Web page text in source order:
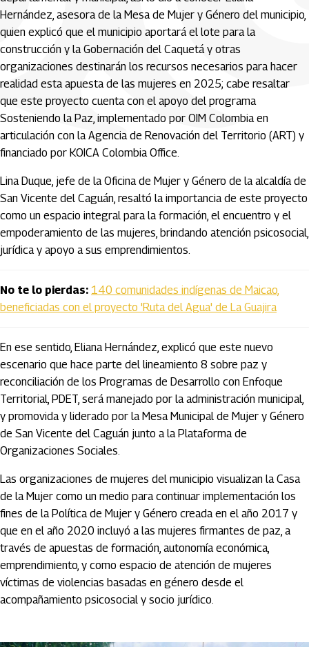
Hernández, asesora de la Mesa de Mujer y Género del municipio,
quien explicó que el municipio aportará el lote para la
construcción y la Gobernación del Caquetá y otras
organizaciones destinarán los recursos necesarios para hacer
realidad esta apuesta de las mujeres en 2025; cabe resaltar
que este proyecto cuenta con el apoyo del programa
Sosteniendo la Paz, implementado por OIM Colombia en
articulación con la Agencia de Renovación del Territorio (ART) y
financiado por KOICA Colombia Office.
Lina Duque, jefe de la Oficina de Mujer y Género de la alcaldía de
San Vicente del Caguán, resaltó la importancia de este proyecto
como un espacio integral para la formación, el encuentro y el
empoderamiento de las mujeres, brindando atención psicosocial,
jurídica y apoyo a sus emprendimientos.
No te lo pierdas: 140 comunidades indígenas de Maicao,
beneficiadas con el proyecto 'Ruta del Agua' de La Guajira
En ese sentido, Eliana Hernández, explicó que este nuevo
escenario que hace parte del lineamiento 8 sobre paz y
reconciliación de los Programas de Desarrollo con Enfoque
Territorial, PDET, será manejado por la administración municipal,
y promovida y liderado por la Mesa Municipal de Mujer y Género
de San Vicente del Caguán junto a la Plataforma de
Organizaciones Sociales.
Las organizaciones de mujeres del municipio visualizan la Casa
de la Mujer como un medio para continuar implementación los
fines de la Política de Mujer y Género creada en el año 2017 y
que en el año 2020 incluyó a las mujeres firmantes de paz, a
través de apuestas de formación, autonomía económica,
emprendimiento, y como espacio de atención de mujeres
víctimas de violencias basadas en género desde el
acompañamiento psicosocial y socio jurídico.